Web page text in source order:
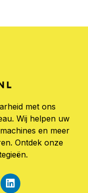
met ons
Wij helpen uw
en meer
Ontdek onze